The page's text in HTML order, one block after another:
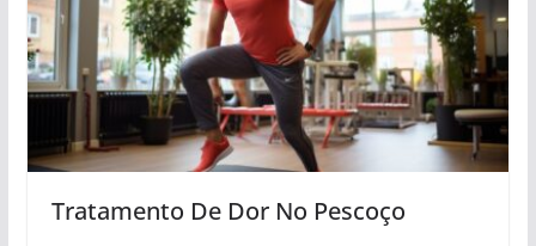
Tratamento De Dor No Pescoço